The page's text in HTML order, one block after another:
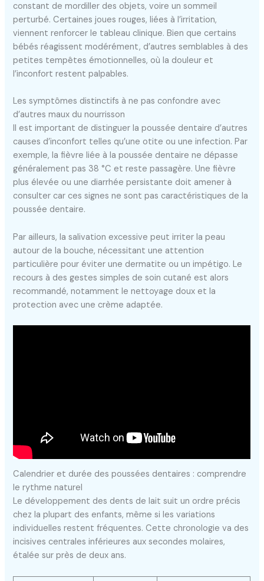
constant de mordiller des objets, voire un sommeil
perturbé. Certaines joues rouges, liées à l’irritation,
viennent renforcer le tableau clinique. Bien que certains
bébés réagissent modérément, d’autres semblables à des
petites tempêtes émotionnelles, où la douleur et
l’inconfort restent palpables.
Les symptômes distinctifs à ne pas confondre avec
d’autres maux du nourrisson
Il est important de distinguer la poussée dentaire d’autres
causes d’inconfort telles qu’une otite ou une infection. Par
exemple, la fièvre liée à la poussée dentaire ne dépasse
généralement pas 38 °C et reste passagère. Une fièvre
plus élevée ou une diarrhée persistante doit amener à
consulter car ces signes ne sont pas caractéristiques de la
poussée dentaire.
Par ailleurs, la salivation excessive peut irriter la peau
autour de la bouche, nécessitant une attention
particulière pour éviter une dermatite ou un impétigo. Le
recours à des gestes simples de soin cutané est alors
recommandé, notamment le nettoyage doux et la
protection avec une crème adaptée.
Calendrier et durée des poussées dentaires : comprendre
le rythme naturel
Le développement des dents de lait suit un ordre précis
chez la plupart des enfants, même si les variations
individuelles restent fréquentes. Cette chronologie va des
incisives centrales inférieures aux secondes molaires,
étalée sur près de deux ans.